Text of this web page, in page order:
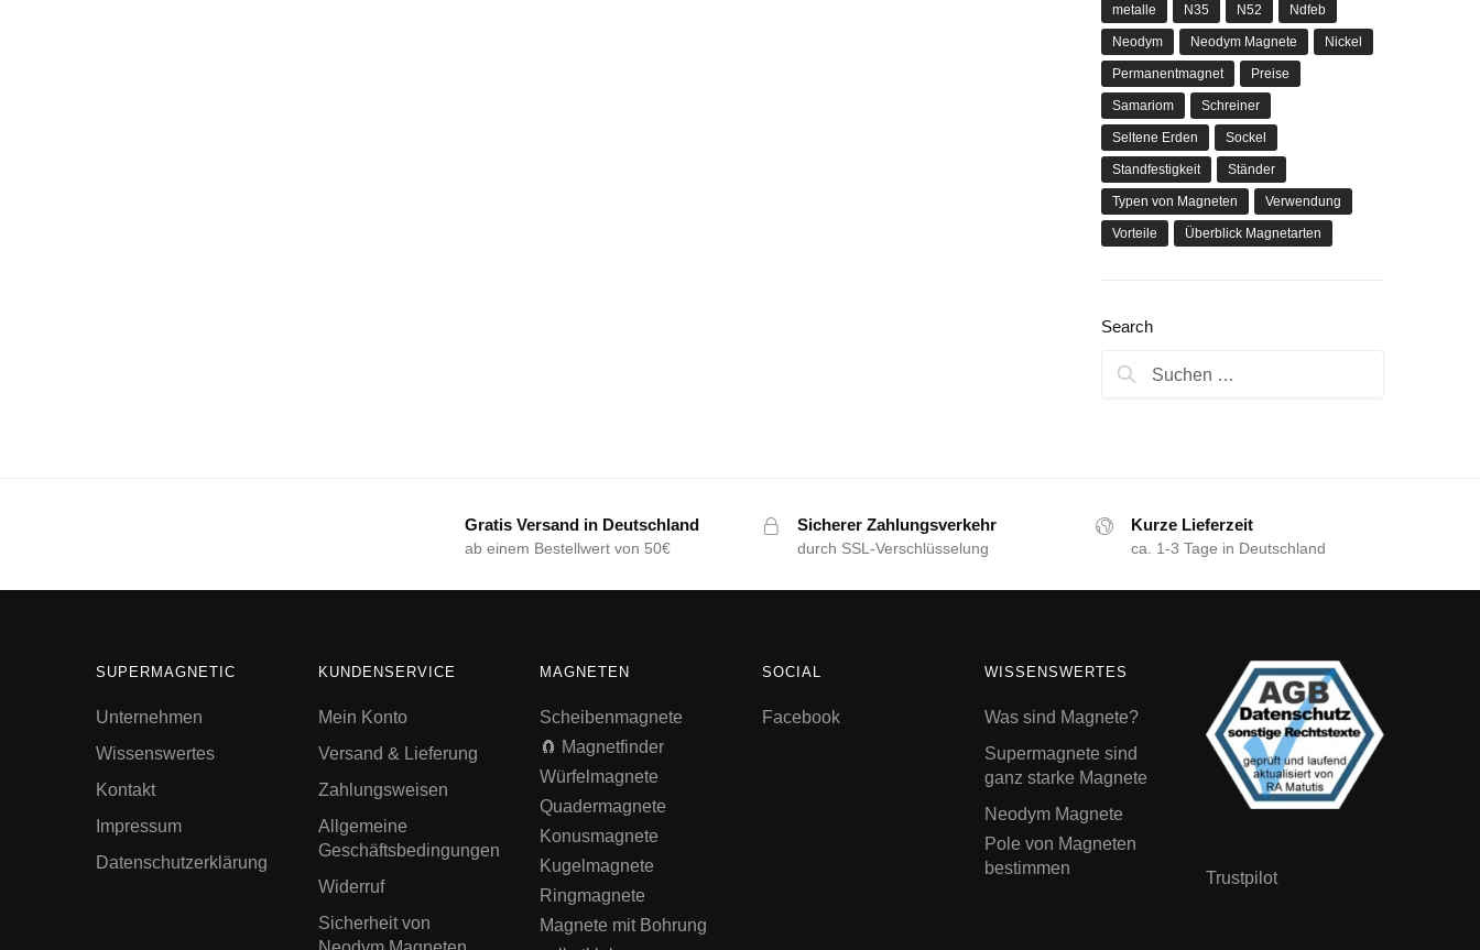
metalle N35 N52 Ndfeb
Neodym Neodym Magnete Nickel
Permanentmagnet Preise
Samariom Schreiner
Seltene Erden Sockel
Standfestigkeit Ständer
Typen von Magneten Verwendung
Vorteile Überblick Magnetarten
Search
Suchen
Gratis Versand in Deutschland
ab einem Bestellwert von 50€
Sicherer Zahlungsverkehr
durch SSL-Verschlüsselung
Kurze Lieferzeit
ca. 1-3 Tage in Deutschland
SUPERMAGNETIC
Unternehmen
Wissenswertes
Kontakt
Impressum
Datenschutzerklärung
KUNDENSERVICE
Mein Konto
Versand & Lieferung
Zahlungsweisen
Allgemeine
Geschäftsbedingungen
Widerruf
Sicherheit von
MAGNETEN
Scheibenmagnete
🧲 Magnetfinder
Würfelmagnete
Quadermagnete
Konusmagnete
Kugelmagnete
Ringmagnete
Magnete mit Bohrung
SOCIAL
Facebook
WISSENSWERTES
Was sind Magnete?
Supermagnete sind
ganz starke Magnete
Neodym Magnete
Pole von Magneten
bestimmen
Trustpilot